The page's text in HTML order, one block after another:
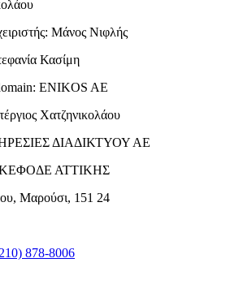
Μάνος Νιφλής
Κασίμη
ENIKOS AE
Χατζηνικολάου
ΔΙΑΔΙΚΤΥΟΥ ΑΕ
ΑΤΤΙΚΗΣ
Μαρούσι, 151 24
878-8006